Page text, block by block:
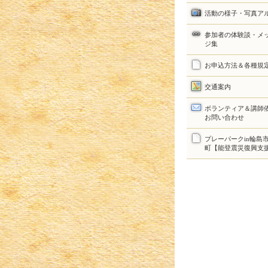
活動の様子・写真ア
参加者の体験談・メ
ジ集
お申込方法＆各種規
交通案内
ボランティア＆講師
お問い合わせ
プレーパークin輪島
町【能登震災復興支